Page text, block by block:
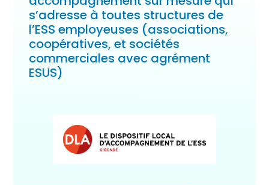
s’adresse à toutes structures de
l’ESS employeuses (associations,
coopératives, et sociétés
commerciales avec agrément
ESUS)